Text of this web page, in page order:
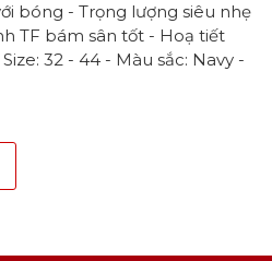
bóng - Trọng lượng siêu nhẹ
TF bám sân tốt - Hoạ tiết
32 - 44 - Màu sắc: Navy -